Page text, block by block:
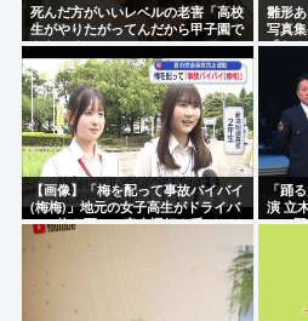
死んだ方がいいレベルの老害「高校
生がやりたがってんだから甲子園で
やらせろ！」
雛形
写真
「な
【画像】「梅を配って事故バイバイ
(梅梅)」地元の女子高生がドライバ
ーに梅を配って安全運転を呼びかけ
「踊
演 立
一・